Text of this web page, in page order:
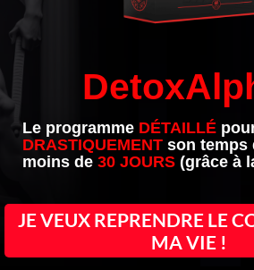
Le programme DÉTAILLÉ
DRASTIQUEMENT son temps
moins de 30 JOURS (grâce à
JE VEUX REPRENDRE LE
MA VIE !